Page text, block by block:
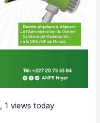
, 1 views today